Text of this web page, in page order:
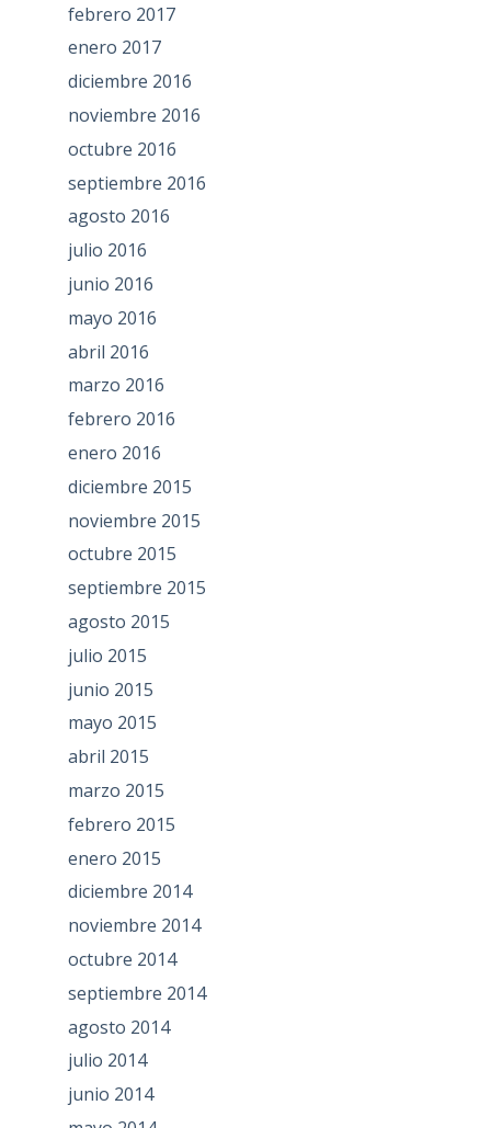
febrero 2017
enero 2017
diciembre 2016
noviembre 2016
octubre 2016
septiembre 2016
agosto 2016
julio 2016
junio 2016
mayo 2016
abril 2016
marzo 2016
febrero 2016
enero 2016
diciembre 2015
noviembre 2015
octubre 2015
septiembre 2015
agosto 2015
julio 2015
junio 2015
mayo 2015
abril 2015
marzo 2015
febrero 2015
enero 2015
diciembre 2014
noviembre 2014
octubre 2014
septiembre 2014
agosto 2014
julio 2014
junio 2014